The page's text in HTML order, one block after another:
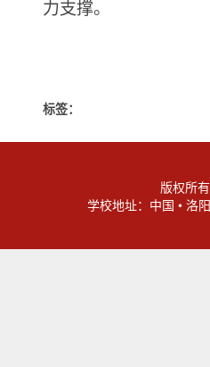
力支撑。
标签：
版权所
学校地址：中国 • 洛